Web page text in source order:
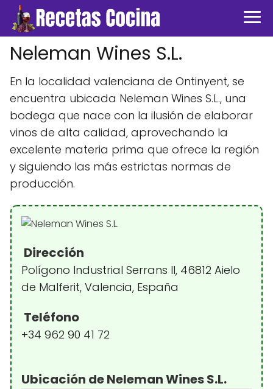
Neleman Wines S.L.
En la localidad valenciana de Ontinyent, se
encuentra ubicada Neleman Wines S.L., una
bodega que nace con la ilusión de elaborar
vinos de alta calidad, aprovechando la
excelente materia prima que ofrece la región
y siguiendo las más estrictas normas de
producción.
Dirección
Polígono Industrial Serrans II, 46812 Aielo
de Malferit, Valencia, España
Teléfono
+34 962 90 41 72
Ubicación de Neleman Wines S.L.